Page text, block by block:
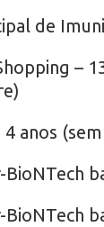
de
–
4 anos
BioNTech